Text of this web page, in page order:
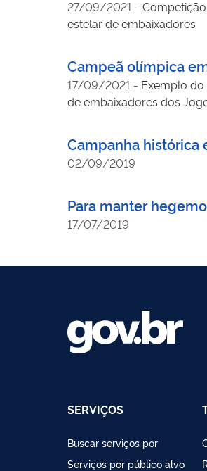
27/09/2021 -
estelar de embaixadores
Campeã olímpica
17/09/2021 - Exemplo
de embaixadores dos
Campanha histórica
02/09/2019
Para manter
17/07/2019
SERVIÇOS
Buscar serviços por
Serviços por público alvo